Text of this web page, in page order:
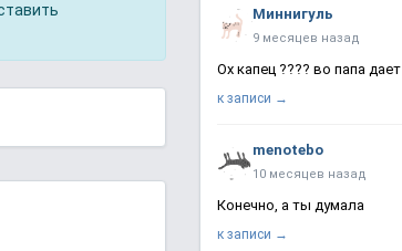
Миннигуль
9 месяцев назад
Ох капец ???? во папа дает
к записи →
menotebo
10 месяцев назад
Конечно, а ты думала
к записи →